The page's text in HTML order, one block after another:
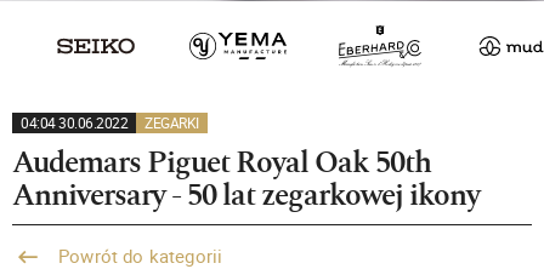
04:04 30.06.2022 ZEGARKI
Audemars Piguet Royal Oak 50th
Anniversary - 50 lat zegarkowej ikony
Powrót do kategorii